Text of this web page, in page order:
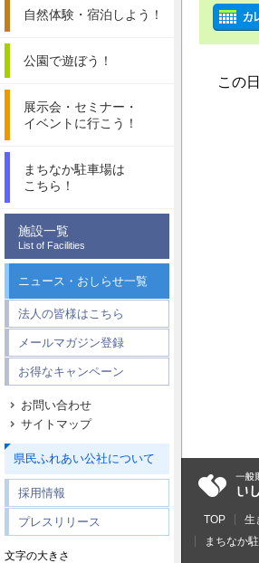
自然体験・ 宿泊しよう！
公園で遊ぼう！
展示会・セミナー・
イベントに行こう！
まちなか駐車場は
こちら！
施設一覧
List of Facilities
ニュース・おしらせ一覧
法人の皆様はこちら
メールマガジン登録
お得なキャンペーン
お問い合わせ
サイトマップ
県民ふれあい公社について
採用情報
プレスリリース
文字の大きさ
この
TOP 生
まちなか